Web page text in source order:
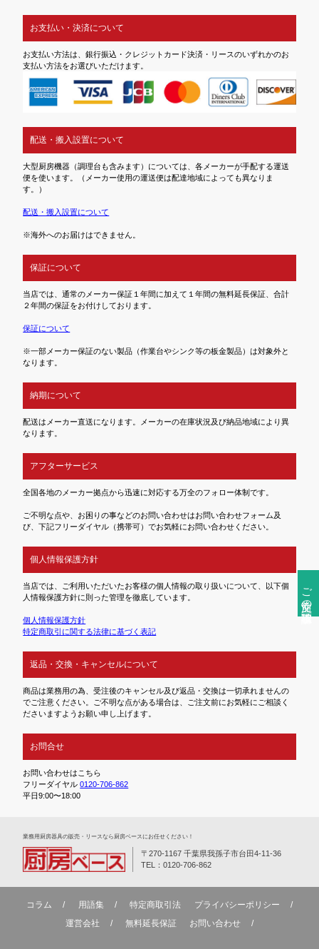
ご注文前の確認事項
お支払い・決済について
お支払い方法は、銀行振込・クレジットカード決済・リースのいずれかのお
支払い方法をお選びいただけます。
配送・搬入設置について
大型厨房機器（調理台も含みます）については、各メーカーが手配する運送
便を使います。（メーカー使用の運送便は配達地域によっても異なりま
す。）
配送・搬入設置について
※海外へのお届けはできません。
保証について
当店では、通常のメーカー保証１年間に加えて１年間の無料延長保証、合計
２年間の保証をお付けしております。
保証について
※一部メーカー保証のない製品（作業台やシンク等の板金製品）は対象外と
なります。
納期について
配送はメーカー直送になります。メーカーの在庫状況及び納品地域により異
なります。
アフターサービス
全国各地のメーカー拠点から迅速に対応する万全のフォロー体制です。
ご不明な点や、お困りの事などのお問い合わせはお問い合わせフォーム及
び、下記フリーダイヤル（携帯可）でお気軽にお問い合わせください。
個人情報保護方針
当店では、ご利用いただいたお客様の個人情報の取り扱いについて、以下個
人情報保護方針に則った管理を徹底しています。
個人情報保護方針
特定商取引に関する法律に基づく表記
返品・交換・キャンセルについて
商品は業務用の為、受注後のキャンセル及び返品・交換は一切承れませんの
でご注意ください。ご不明な点がある場合は、ご注文前にお気軽にご相談く
ださいますようお願い申し上げます。
お問合せ
お問い合わせはこちら
フリーダイヤル0120-706-862
平日9:00〜18:00
業務⽤厨房器具の販売・リースなら厨房ベースにお任せください！
〒270-1167 千葉県我孫子市台田4-11-36
TEL：0120-706-862
コラム 用語集 特定商取引法
プライバシーポリシー
運営会社
無料延⻑保証 お問い合わせ